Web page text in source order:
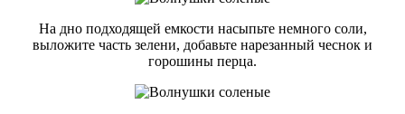
На дно подходящей емкости насыпьте немного соли,
выложите часть зелени, добавьте нарезанный чеснок и
горошины перца.